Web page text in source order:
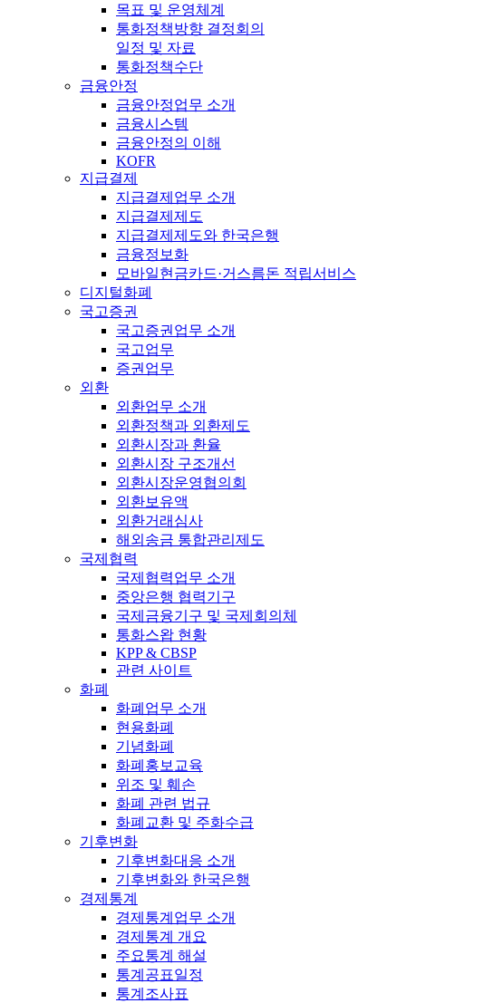
목표 및 운영체계
통화정책방향 결정회의
일정 및 자료
통화정책수단
금융안정
금융안정업무 소개
금융시스템
금융안정의 이해
KOFR
지급결제
지급결제업무 소개
지급결제제도
지급결제제도와 한국은행
금융정보화
모바일현금카드·거스름돈 적립서비스
디지털화폐
국고증권
국고증권업무 소개
국고업무
증권업무
외환
외환업무 소개
외환정책과 외환제도
외환시장과 환율
외환시장 구조개선
외환시장운영협의회
외환보유액
외환거래심사
해외송금 통합관리제도
국제협력
국제협력업무 소개
중앙은행 협력기구
국제금융기구 및 국제회의체
통화스왑 현황
KPP & CBSP
관련 사이트
화폐
화폐업무 소개
현용화폐
기념화폐
화폐홍보교육
위조 및 훼손
화폐 관련 법규
화폐교환 및 주화수급
기후변화
기후변화대응 소개
기후변화와 한국은행
경제통계
경제통계업무 소개
경제통계 개요
주요통계 해설
통계공표일정
통계조사표